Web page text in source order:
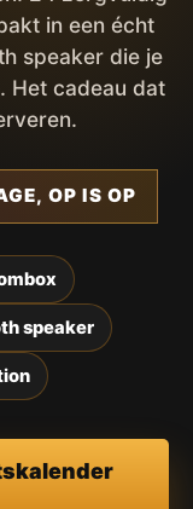
in een écht
speaker die je
Het cadeau dat
OP IS OP
speaker